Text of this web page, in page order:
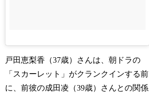
戸田恵梨香（37歳）さんは、朝ドラの
「スカーレット」がクランクインする前
に、前彼の成田凌（39歳）さんとの関係